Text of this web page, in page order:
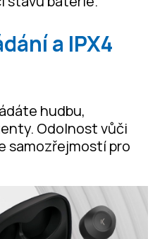
a IPX4
hudbu,
Odolnost vůči
samozřejmostí pro